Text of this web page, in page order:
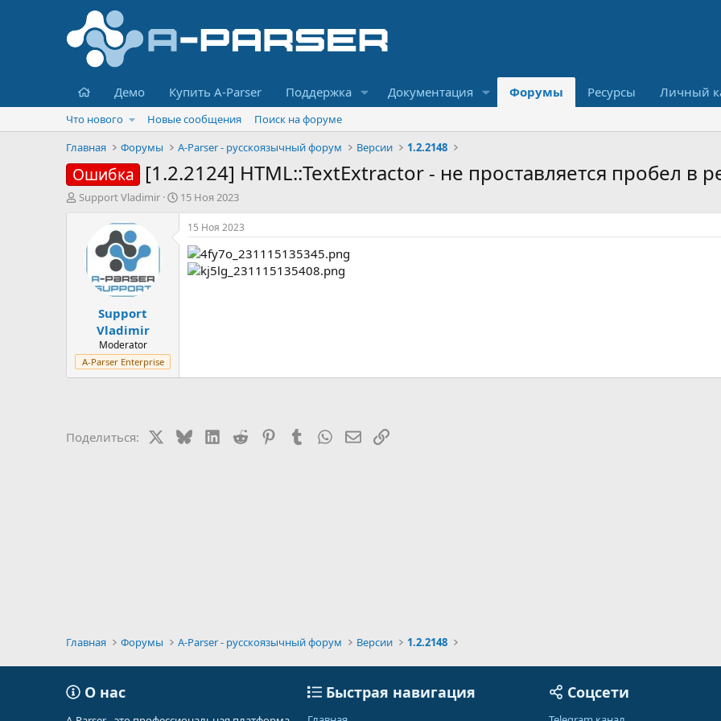
Главная
Демо Купить A-Parser Поддержка Документация Форумы Ресурсы Личный
Что нового Новые сообщения
Поиск на форуме
Главная
Форумы A-Parser - русскоязычный форум Версии 1.2.2148
Ошибка [1.2.2124] HTML::TextExtractor - не проставляется пробел в
А
Support Vladimir
Д
а
15 Ноя 2023
Support
Vladimir
Moderator
A-Parser Enterprise
15 Ноя 2023
Поделиться: BlueskyLinkedIn
Reddit PinterestTumblrWhatsAppЭлектронная почта
Ссылка
Главная Форумы A-Parser - русскоязычный форум Версии 1.2.2148
О нас Быстрая навигация Соцсети